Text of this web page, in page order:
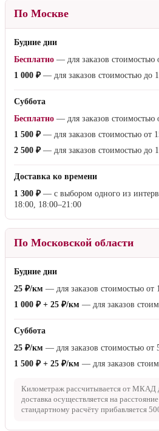
По Москве
Будние дни
Бесплатно — для заказов стоимостью
1 000 ₽— для заказов стоимостью до
Суббота
Бесплатно — для заказов стоимостью
1 500 ₽— для заказов стоимостью от
2 500 ₽— для заказов стоимостью до
Доставка ко времени
1 300 ₽— с выбором одного из
18:00, 18:00–21:00
По Московской области
Будние дни
25 ₽/км — для заказов стоимостью от
1 000 ₽ + 25 ₽/км — для заказов
Суббота
25 ₽/км — для заказов стоимостью от
1 500 ₽ + 25 ₽/км — для заказов
Километраж рассчитывается от МКАД
доставка осуществляется на
стандартному расчёту прибавляется